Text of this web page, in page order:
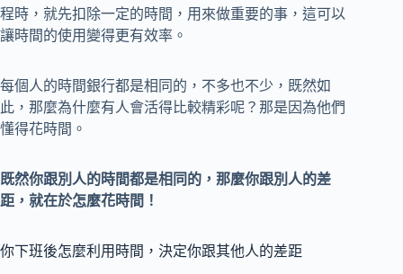
程時，就先扣除一定的時間，用來做重要的事，這可以
讓時間的使用變得更有效率。
每個人的時間銀行都是相同的，不多也不少，既然如
此，那麼為什麼有人會活得比較精彩呢？那是因為他們
懂得花時間。
既然你跟別人的時間都是相同的，那麼你跟別人的差
距，就在於怎麼花時間！
你下班後怎麼利用時間，決定你跟其他人的差距